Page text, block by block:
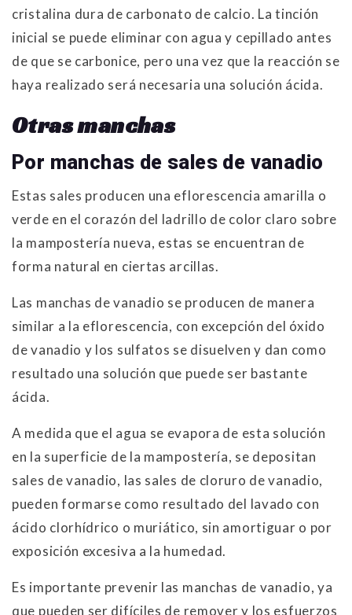
cristalina dura de carbonato de calcio. La tinción
inicial se puede eliminar con agua y cepillado antes
de que se carbonice, pero una vez que la reacción se
haya realizado será necesaria una solución ácida.
Otras manchas
Por manchas de sales de vanadio
Estas sales producen una eflorescencia amarilla o
verde en el corazón del ladrillo de color claro sobre
la mampostería nueva, estas se encuentran de
forma natural en ciertas arcillas.
Las manchas de vanadio se producen de manera
similar a la eflorescencia, con excepción del óxido
de vanadio y los sulfatos se disuelven y dan como
resultado una solución que puede ser bastante
ácida.
A medida que el agua se evapora de esta solución
en la superficie de la mampostería, se depositan
sales de vanadio, las sales de cloruro de vanadio,
pueden formarse como resultado del lavado con
ácido clorhídrico o muriático, sin amortiguar o por
exposición excesiva a la humedad.
Es importante prevenir las manchas de vanadio, ya
que pueden ser difíciles de remover y los esfuerzos